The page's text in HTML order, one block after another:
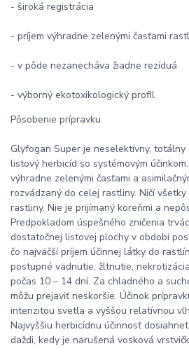
- široká registrácia
- príjem výhradne zelenými časťami
- v pôde nezanecháva žiadne rezíduá
- výborný ekotoxikologický profil
Pôsobenie prípravku
Glyfogan Super je neselektívny, totálny
listový herbicíd so systémovým
výhradne zelenými časťami a
rozvádzaný do celej rastliny. Ničí
rastliny. Nie je prijímaný koreňmi a
Predpokladom úspešného zničenia
dostatočnej listovej plochy v období
čo najväčší príjem účinnej látky do
postupné vädnutie, žltnutie,
počas 10 – 14 dní. Za chladného a
môžu prejaviť neskoršie. Účinok
intenzitou svetla a vyššou relatívnou
Najvyššiu herbicídnu účinnosť
daždi, kedy je narušená vosková